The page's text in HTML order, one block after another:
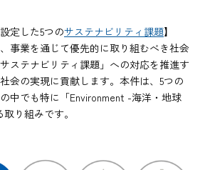
定した5つのサステナビリティ課題】
事業を通じて優先的に取り組むべき社会
ステナビリティ課題」への対応を推進す
会の実現に貢献します。本件は、5つの
中でも特に「Environment -海洋・地球
り組みです。